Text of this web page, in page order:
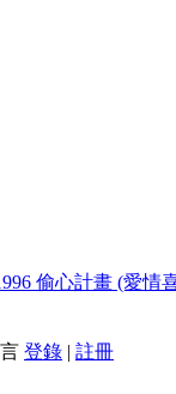
偷心計畫 (愛情
登錄 | 註冊